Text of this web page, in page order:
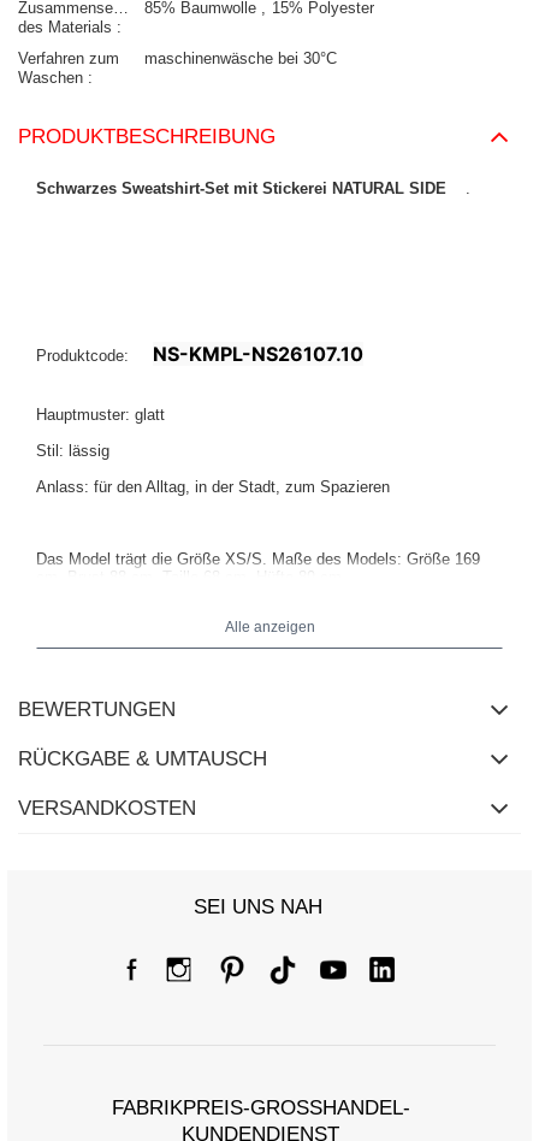
Zusammensetzung
des Materials
85% Baumwolle 15% Polyester
Verfahren zum
Waschen
maschinenwäsche bei 30°C
PRODUKTBESCHREIBUNG
Schwarzes Sweatshirt-Set mit Stickerei NATURAL SIDE
Produktcode: NS-KMPL-NS26107.10
Hauptmuster: glatt
Stil: lässig
Anlass: für den Alltag, in der Stadt, zum Spazieren
Das Model trägt die Größe XS/S. Maße des Models: Größe 169
cm, Brust 88 cm, Taille 68 cm, Hüfte 89 cm
Größentabelle
Alle anzeigen
BEWERTUNGEN
RÜCKGABE & UMTAUSCH
VERSANDKOSTEN
SEI UNS NAH
FABRIKPREIS-GROSSHANDEL-K
UNDENDIENST